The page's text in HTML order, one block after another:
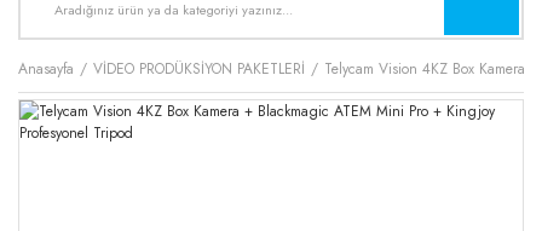
Anasayfa VİDEO PRODÜKSİYON PAKETLERİ Telycam Vision 4KZ Box Kamera